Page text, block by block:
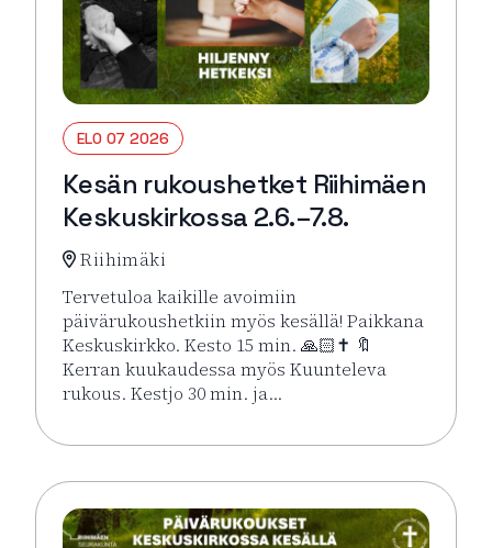
ELO 07 2026
Kesän rukoushetket Riihimäen
Keskuskirkossa 2.6.–7.8.
Riihimäki
Tervetuloa kaikille avoimiin
päivärukoushetkiin myös kesällä! Paikkana
Keskuskirkko. Kesto 15 min. 🙏🏻✝️ 🔖
Kerran kuukaudessa myös Kuunteleva
rukous. Kestjo 30 min. ja…
Lue lisää tapahtumasta Kesän rukoushetket